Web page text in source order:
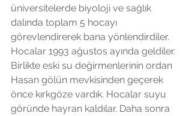
üniversitelerde biyoloji ve sağlık
dalında toplam 5 hocayı
görevlendirerek bana yönlendirdiler.
Hocalar 1993 ağustos ayında geldiler.
Birlikte eski su değirmenlerinin ordan
Hasan gölün mevkisinden geçerek
önce kırkgöze vardık. Hocalar suyu
göründe hayran kaldılar. Daha sonra